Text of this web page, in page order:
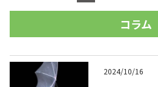
コラム
2024/10/16